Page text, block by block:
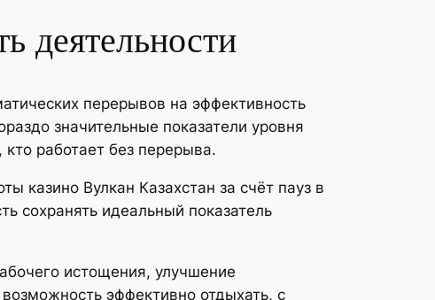
деятельности
перерывов на эффективность
значительные показатели уровня
работает без перерыва.
казино Вулкан Казахстан за счёт пауз в
сохранять идеальный показатель
истощения, улучшение
эффективно отдыхать, с